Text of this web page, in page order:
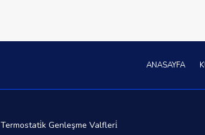
ANASAYFA
Termostati̇k Genleşme Valfleri̇